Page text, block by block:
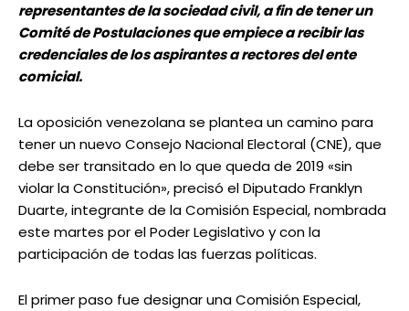
representantes de la sociedad civil, a fin de tener un
Comité de Postulaciones que empiece a recibir las
credenciales de los aspirantes a rectores del ente
comicial.
La oposición venezolana se plantea un camino para
tener un nuevo Consejo Nacional Electoral (CNE), que
debe ser transitado en lo que queda de 2019 «sin
violar la Constitución», precisó el Diputado Franklyn
Duarte, integrante de la Comisión Especial, nombrada
este martes por el Poder Legislativo y con la
participación de todas las fuerzas políticas.
El primer paso fue designar una Comisión Especial,